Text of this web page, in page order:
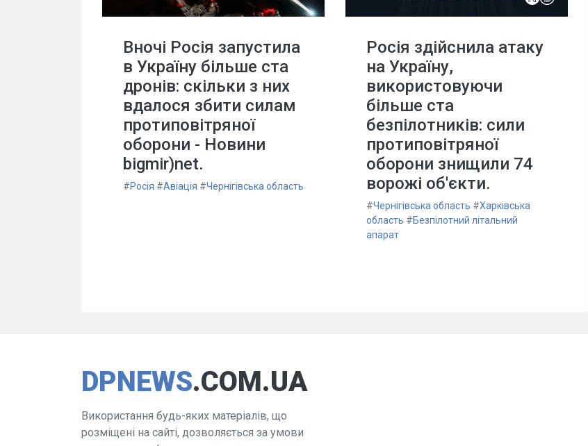
Вночі Росія запустила
в Україну більше ста
дронів: скільки з них
вдалося збити силам
протиповітряної
оборони - Новини
bigmir)net.
#Росія #Авіація #Чернігівська область
Росія здійснила атаку
на Україну,
використовуючи
більше ста
безпілотників: сили
протиповітряної
оборони знищили 74
ворожі об'єкти.
#Чернігівська область #Харківська
область #Безпілотний літальний
апарат
DPNEWS.COM.UA
Використання будь-яких матеріалів, що
розміщені на сайті, дозволяється за умови